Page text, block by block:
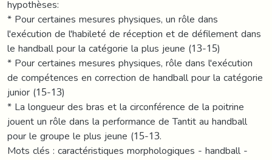
hypothèses:
* Pour certaines mesures physiques, un rôle dans
l'exécution de l'habileté de réception et de défilement dans
le handball pour la catégorie la plus jeune (13-15)
* Pour certaines mesures physiques, rôle dans l'exécution
de compétences en correction de handball pour la catégorie
junior (15-13)
* La longueur des bras et la circonférence de la poitrine
jouent un rôle dans la performance de Tantit au handball
pour le groupe le plus jeune (15-13.
Mots clés : caractéristiques morphologiques - handball -